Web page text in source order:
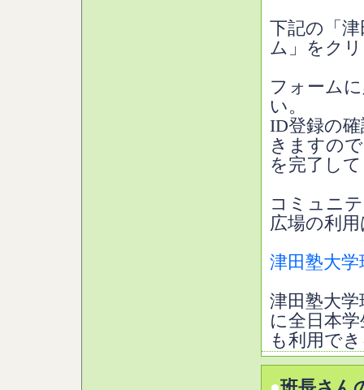
下記の「
ム」をク
フォーム
い。
ID登録の
きますの
を完了し
コミュニ
広場の利
津田塾大
津田塾大
に全日本
も利用で